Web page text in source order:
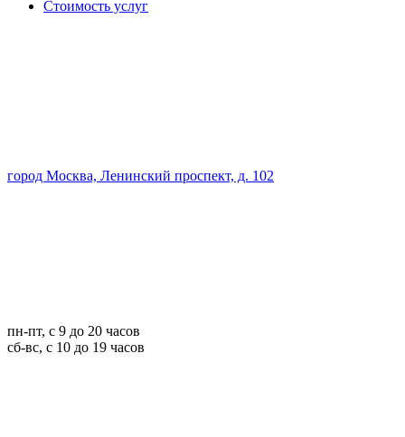
Стоимость услуг
город Москва, Ленинский проспект, д. 102
пн-пт, с 9 до 20 часов
сб-вс, с 10 до 19 часов